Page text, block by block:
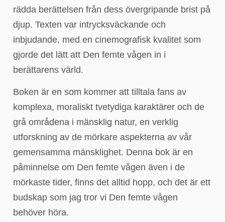
rädda berättelsen från dess övergripande brist på
djup. Texten var intrycksväckande och
inbjudande, med en cinemografisk kvalitet som
gjorde det lätt att Den femte vågen in i
berättarens värld.
Boken är en som kommer att tilltala fans av
komplexa, moraliskt tvetydiga karaktärer och de
grå områdena i mänsklig natur, en verklig
utforskning av de mörkare aspekterna av vår
gemensamma mänsklighet. Denna bok är en
påminnelse om Den femte vågen även i de
mörkaste tider, finns det alltid hopp, och det är ett
budskap som jag tror vi Den femte vågen
behöver höra.